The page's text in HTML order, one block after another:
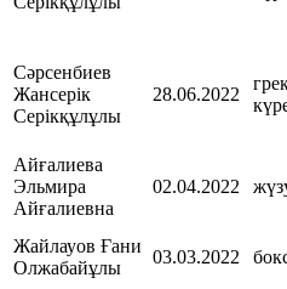
Сәрсенбиев
Жансерік
Серікқұлұлы
28.06.2022
Айғалиева
Эльмира
Айғалиевна
02.04.2022
Жайлауов Ғани
Олжабайұлы
03.03.2022